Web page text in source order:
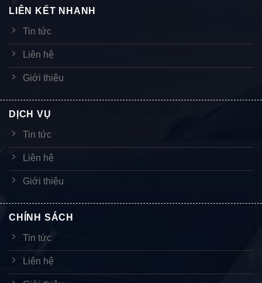
LIÊN KẾT NHANH
Tin tức
Liên hệ
Giới thiệu
DỊCH VỤ
Tin tức
Liên hệ
Giới thiệu
CHÍNH SÁCH
Tin tức
Liên hệ